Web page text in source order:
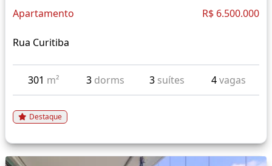
Apartamento R$ 6.500.000
Rua Curitiba
301 m² 3 dorms 3 suítes 4vagas
Destaque